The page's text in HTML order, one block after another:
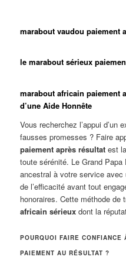
marabout vaudou paiement
le marabout sérieux
marabout africain paiement
d’une Aide Honnête
Vous recherchez l’appui d’un
fausses promesses ? Faire
paiement après résultat est
toute sérénité. Le Grand
ancestral à votre service
de l’efficacité avant tout
honoraires. Cette méthode
africain sérieux dont la
POURQUOI FAIRE CONFIANCE
PAIEMENT AU RÉSULTAT ?